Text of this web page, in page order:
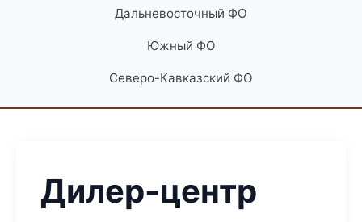
Дальневосточный ФО
Южный ФО
Северо-Кавказский ФО
Дилер-центр